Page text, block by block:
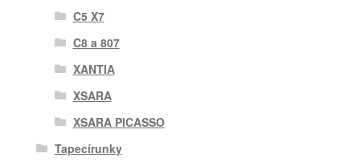
C5 X7
C8 a 807
XANTIA
XSARA
XSARA PICASSO
Tapecírunky